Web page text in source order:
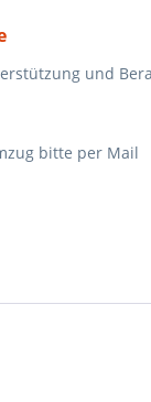
und
bitte per Mail